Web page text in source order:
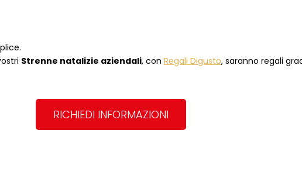
Strenne natalizie aziendali, con Regali Digusto, saranno regali
RICHIEDI INFORMAZIONI